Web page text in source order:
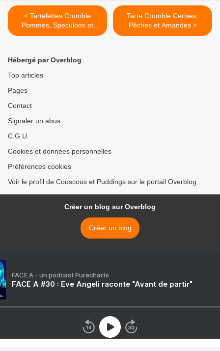
< Tartelettes Crumble
Pommes, Speculoos et
Pâte de Speculoos
Tarte Crumble Cerises,
Pêches et Amandes >
Hébergé par Overblog
Top articles
Pages
Contact
Signaler un abus
C.G.U.
Cookies et données personnelles
Préférences cookies
Voir le profil de Couscous et Puddings sur le portail Overblog
Créer un blog sur Overblog
Créer un blog
FACE A - un podcast Purecharts
FACE A #30 : Eve Angeli raconte "Avant de partir"